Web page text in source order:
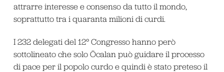
attrarre interesse e consenso da tutto il mondo,
soprattutto tra i quaranta milioni di curdi.
I 232 delegati del 12° Congresso hanno però
sottolineato che solo Öcalan può guidare il processo
di pace per il popolo curdo e quindi è stato preteso il